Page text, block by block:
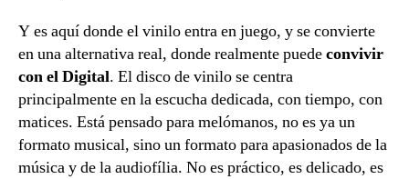
Y es aquí donde el vinilo entra en juego, y se convierte
en una alternativa real, donde realmente puedeconvivir
con el Digital. El disco de vinilo se centra
principalmente en la escucha dedicada, con tiempo, con
matices. Está pensado para melómanos, no es ya un
formato musical, sino un formato para apasionados de la
música y de la audiofília. No es práctico, es delicado, es